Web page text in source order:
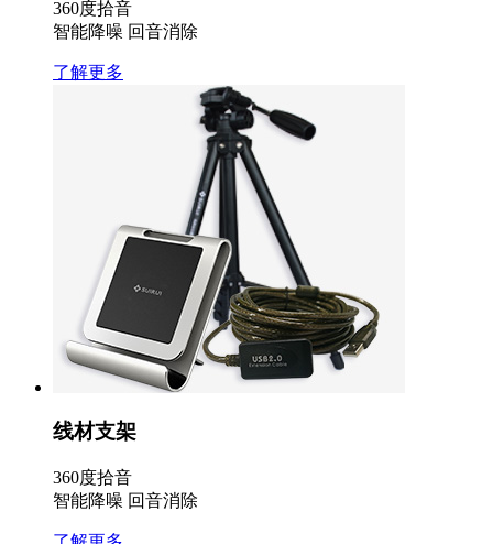
360度拾音
智能降噪 回音消除
了解更多
线材支架
360度拾音
智能降噪 回音消除